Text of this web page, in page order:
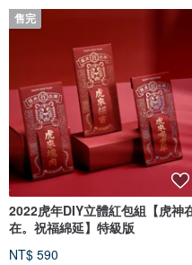
售完
2022虎年DIY立體紅包組【虎神
在。祝福綿延】特級版
NT$ 590